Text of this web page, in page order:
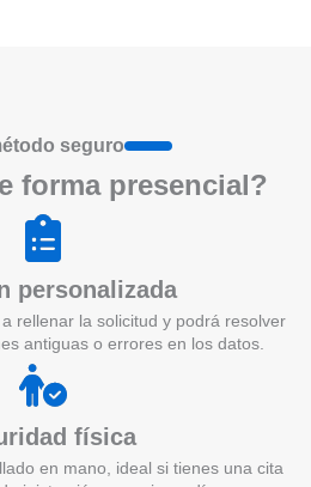
seguro
formapresencial?
personalizada
rellenar la solicitud y podrá resolver
antiguas o errores en los datos.
física
en mano, ideal si tienes una cita